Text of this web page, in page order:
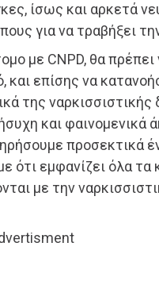
ίσως και αρκετά
για να τραβήξει
με CNPD, θα
και επίσης να
της ναρκισσιστικής
και φαινομενικά
προσεκτικά
ότι εμφανίζει όλα τα
με την